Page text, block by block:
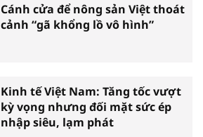
Cánh cửa để nông sản Việt thoát
cảnh “gã khổng lồ vô hình”
Kinh tế Việt Nam: Tăng tốc vượt
kỳ vọng nhưng đối mặt sức ép
nhập siêu, lạm phát